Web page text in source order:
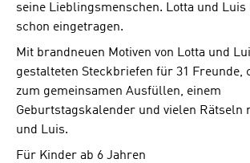
seine Lieblingsmenschen. Lotta und Luis
schon eingetragen.
Mit brandneuen Motiven von Lotta und
gestalteten Steckbriefen für 31 Freunde,
zum gemeinsamen Ausfüllen, einem
Geburtstagskalender und vielen Rätseln
und Luis.
Für Kinder ab 6 Jahren